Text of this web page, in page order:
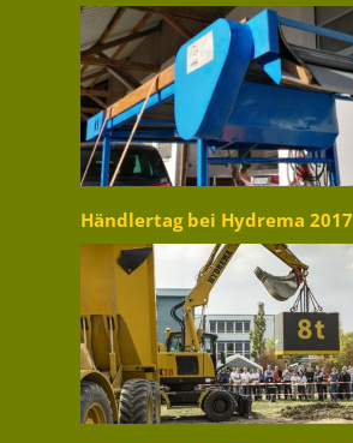
Händlertag bei Hydrema 2017